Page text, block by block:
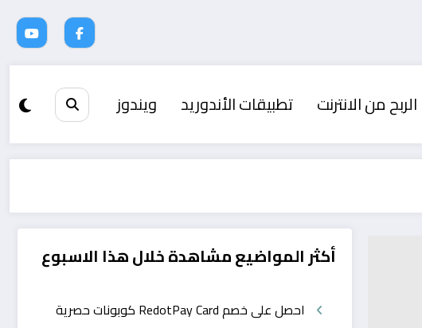
الربح من الانترنت تطبيقات الأندوريد ويندوز
أكثر المواضيع مشاهدة خلال هذا الاسبوع
احصل على خصم RedotPay Card كوبونات حصرية